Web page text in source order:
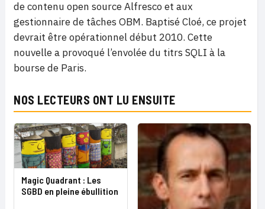
de contenu open source Alfresco et aux
gestionnaire de tâches OBM. Baptisé Cloé, ce projet
devrait être opérationnel début 2010. Cette
nouvelle a provoqué l’envolée du titrs SQLI à la
bourse de Paris.
NOS LECTEURS ONT LU ENSUITE
Magic Quadrant : Les
SGBD en pleine ébullition